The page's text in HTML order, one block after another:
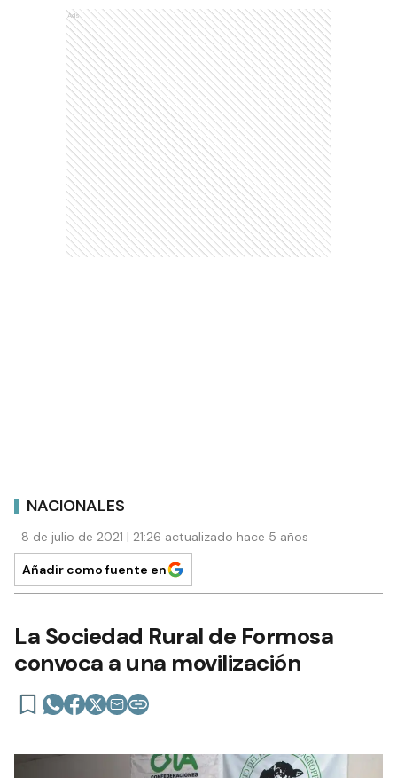
Ads
NACIONALES
8 de julio de 2021 | 21:26 actualizado hace 5 años
Añadir como fuente en
La Sociedad Rural de Formosa
convoca a una movilización